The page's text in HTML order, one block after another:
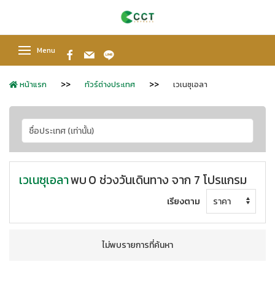
Menu
หน้าแรก ทัวร์ต่างประเทศ เวเนซุเอลา
เวเนซุเอลาพบ0 ช่วงวันเดินทาง จาก 7 โปรแกรม
เรียงตาม
ไม่พบรายการที่ค้นหา